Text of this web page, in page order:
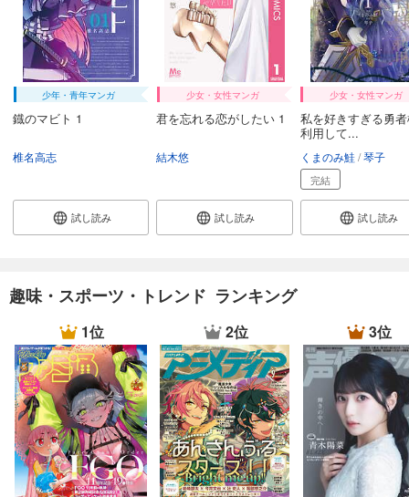
980円 (税込)
カート
試し読み
あらすじを表示する
CAR and DRIVER 2025年1月号
カート
試し読み
あらすじを表示する
CAR and DRIVER 2024年11月号
980円 (税込)
カート
試し読み
あらすじを表示する
少年・青年マンガ
鐡のマビト 1
椎名高志
試し読み
少女・女性マンガ
君を忘れる恋がしたい 1
結木悠
試し読み
少女・女性マンガ
私を好きすぎる勇
利用して...
くまのみ鮭 琴子
完結
試し読み
趣味・スポーツ・トレンド ランキング
1位 2位 3位